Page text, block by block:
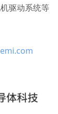
驱动系统等